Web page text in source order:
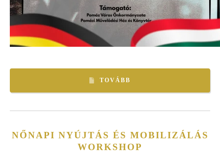
TOVÁBB
NŐNAPI NYÚJTÁS ÉS MOBILIZÁLÁS
WORKSHOP